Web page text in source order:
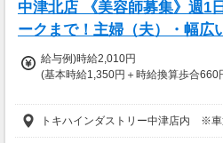
中津北店 《美容師募集》週1
ークまで！主婦（夫）・幅広
給与例)時給2,010円
(基本時給1,350円＋時給換算歩合660
◎Jr.スタイリストの方も歓迎です。
給与は面接時にご相談の上、決定し
トキハインダストリー中津店内 ※車